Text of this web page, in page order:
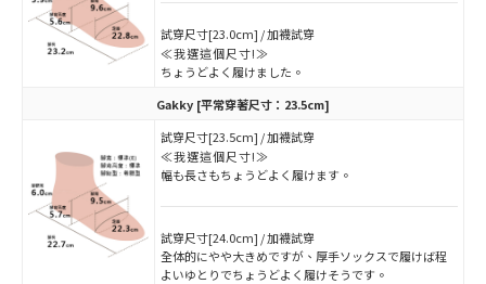
試穿尺寸[23.0cm] / 加襪試穿
≪我選這個尺寸!≫
ちょうどよく履けました。
Gakky [平常穿著尺寸：23.5cm]
試穿尺寸[23.5cm] / 加襪試穿
≪我選這個尺寸!≫
幅も長さもちょうどよく履けます。
試穿尺寸[24.0cm] / 加襪試穿
全体的にやや大きめですが、厚手ソックスで履けば程
よいゆとりでちょうどよく履けそうです。